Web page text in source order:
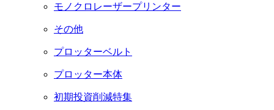
モノクロレーザープリンター
その他
プロッターベルト
プロッター本体
初期投資削減特集